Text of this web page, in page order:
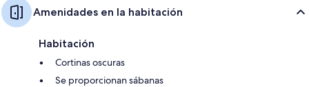
Amenidades en la habitación
Habitación
Cortinas oscuras
Se proporcionan sábanas